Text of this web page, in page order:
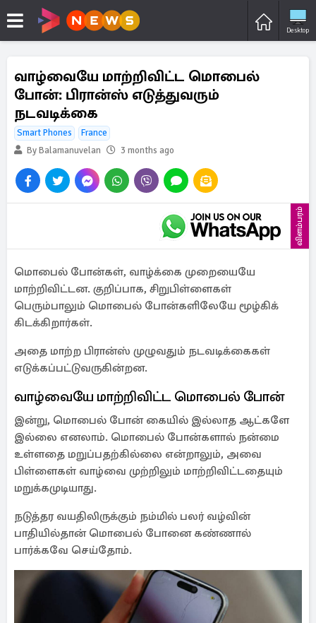
Desktop
வாழ்வையே மாற்றிவிட்ட மொபைல்
போன்: பிரான்ஸ் எடுத்துவரும்
நடவடிக்கை
Smart Phones
France
By Balamanuvelan
3 months ago
விளம்பரம்
மொபைல் போன்கள், வாழ்க்கை முறையையே
மாற்றிவிட்டன. குறிப்பாக, சிறுபிள்ளைகள்
பெரும்பாலும் மொபைல் போன்களிலேயே மூழ்கிக்
கிடக்கிறார்கள்.
அதை மாற்ற பிரான்ஸ் முழுவதும் நடவடிக்கைகள்
எடுக்கப்பட்டுவருகின்றன.
வாழ்வையே மாற்றிவிட்ட மொபைல் போன்
இன்று, மொபைல் போன் கையில் இல்லாத ஆட்களே
இல்லை எனலாம். மொபைல் போன்களால் நன்மை
உள்ளதை மறுப்பதற்கில்லை என்றாலும், அவை
பிள்ளைகள் வாழ்வை முற்றிலும் மாற்றிவிட்டதையும்
மறுக்கமுடியாது.
நடுத்தர வயதிலிருக்கும் நம்மில் பலர் வழ்வின்
பாதியில்தான் மொபைல் போனை கண்ணால்
பார்க்கவே செய்தோம்.